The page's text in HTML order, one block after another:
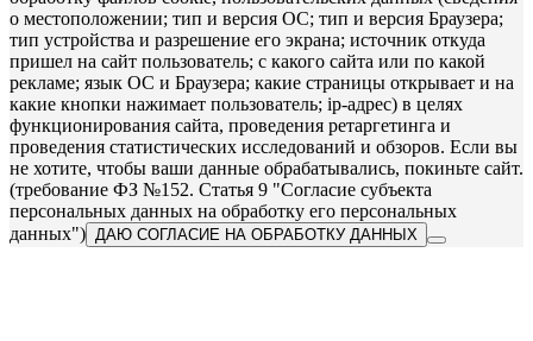
о местоположении; тип и версия ОС; тип и версия Браузера;
тип устройства и разрешение его экрана; источник откуда
пришел на сайт пользователь; с какого сайта или по какой
рекламе; язык ОС и Браузера; какие страницы открывает и на
какие кнопки нажимает пользователь; ip-адрес) в целях
функционирования сайта, проведения ретаргетинга и
проведения статистических исследований и обзоров. Если вы
не хотите, чтобы ваши данные обрабатывались, покиньте сайт.
(требование ФЗ №152. Статья 9 "Согласие субъекта
персональных данных на обработку его персональных
данных") ДАЮ СОГЛАСИЕ НА ОБРАБОТКУ ДАННЫХ